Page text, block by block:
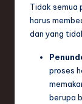
Tidak semua
harus
dan yang
proses
berupa